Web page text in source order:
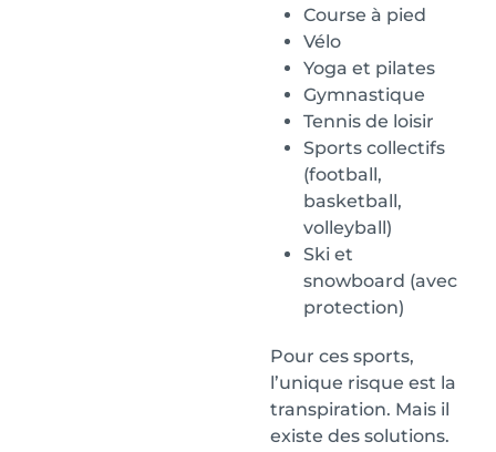
Course à pied
Vélo
Yoga et pilates
Gymnastique
Tennis de loisir
Sports collectifs
(football,
basketball,
volleyball)
Ski et
snowboard (avec
protection)
Pour ces sports,
l’unique risque est la
transpiration. Mais il
existe des solutions.